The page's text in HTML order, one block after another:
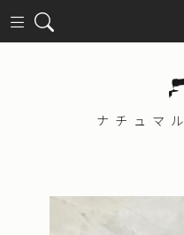
ナチュマル